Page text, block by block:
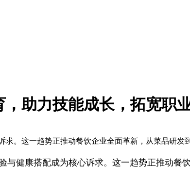
助力技能成长，拓宽职
。这一趋势正推动餐饮企业全面革新，从菜品研发
康搭配成为核心诉求。这一趋势正推动餐